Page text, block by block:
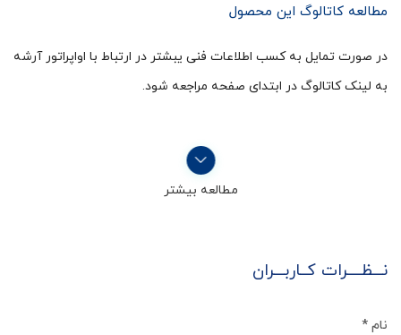
مطالعه کاتالوگ این محصول
در صورت تمایل به کسب اطلاعات فنی یبشتر در ارتباط با اواپراتور آرشه
به لینک کاتالوگ در ابتدای صفحه مراجعه شود.
مطالعه بیشتر
نـــظــــرات کــاربـــران
نام *